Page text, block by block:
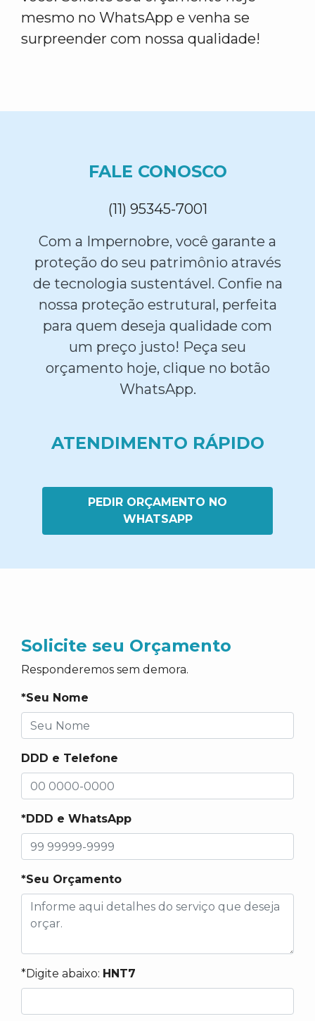
mesmo no WhatsApp e venha se
surpreender com nossa qualidade!
FALE CONOSCO
(11) 95345-7001
Com a Impernobre, você garante a
proteção do seu patrimônio através
de tecnologia sustentável. Confie na
nossa proteção estrutural, perfeita
para quem deseja qualidade com
um preço justo! Peça seu
orçamento hoje, clique no botão
WhatsApp.
ATENDIMENTO RÁPIDO
PEDIR ORÇAMENTO NO
WHATSAPP
Solicite seu Orçamento
Responderemos sem demora.
*Seu Nome
DDD e Telefone
*DDD e WhatsApp
*Seu Orçamento
*Digite abaixo: HNT7